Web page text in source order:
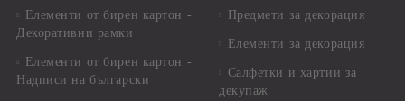
Елементи от бирен картон -
Декоративни рамки
Елементи от бирен картон -
Надписи на български
Предмети за декорация
Елементи за декорация
Салфетки и хартии за
декупаж